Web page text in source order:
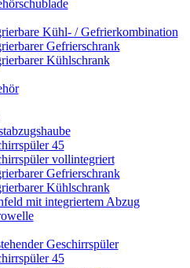
Kühl- / Gefrierkombination
Gefrierschrank
Kühlschrank
45
vollintegriert
Gefrierschrank
Kühlschrank
mit integriertem Abzug
Geschirrspüler
45